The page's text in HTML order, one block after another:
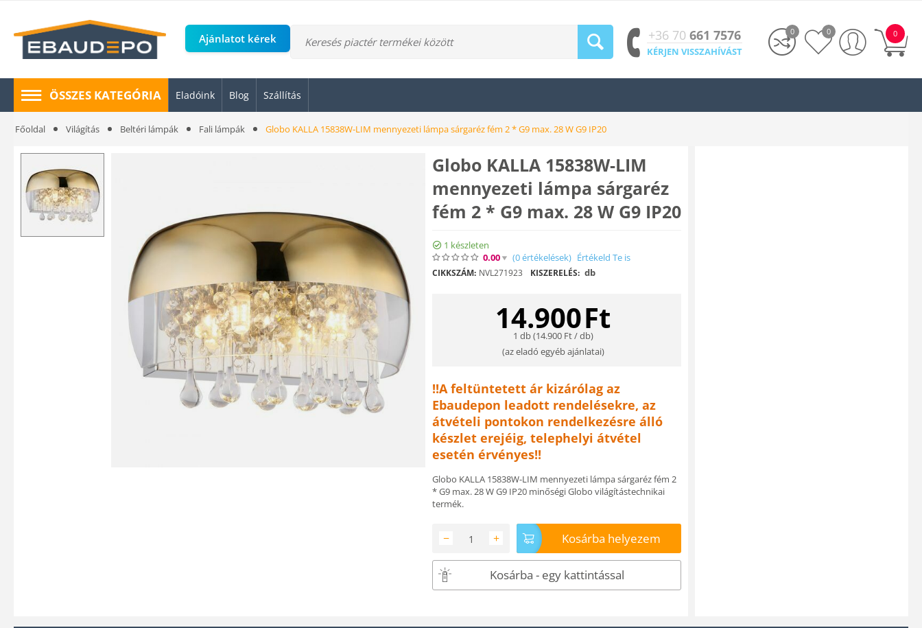
Ajánlatot kérek +36 70661 7576
KÉRJEN VISSZAHÍVÁST
0
0 0
ÖSSZES KATEGÓRIA Eladóink Blog Szállítás
Főoldal Világítás Beltéri lámpák Fali lámpák Globo KALLA 15838W-LIM mennyezeti lámpa sárgaréz fém 2 * G9 max. 28 W G9 IP20
Globo KALLA 15838W-LIM
mennyezeti lámpa sárgaréz
fém 2 * G9 max. 28 W G9 IP20
1 készleten
0.00
(0értékelések) Értékeld Te is
CIKKSZÁM: NVL271923 KISZERELÉS: db
14.900Ft
1 db (14.900Ft/ db)
(az eladó egyéb ajánlatai)
!!A feltüntetett ár kizárólag az
Ebaudepon leadott rendelésekre, az
átvételi pontokon rendelkezésre álló
készlet erejéig, telephelyi átvétel
esetén érvényes!!
Globo KALLA 15838W-LIM mennyezeti lámpa sárgaréz fém 2
* G9 max. 28 W G9 IP20 minőségi Globo világítástechnikai
termék.
+
− Kosárba helyezem
Kosárba - egy kattintással